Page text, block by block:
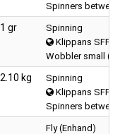
Spinners
1 gr
Spinning
Klippans SFF
Wobbler small
2.10 kg
Spinning
Klippans SFF
Spinners
Fly (Enhand)